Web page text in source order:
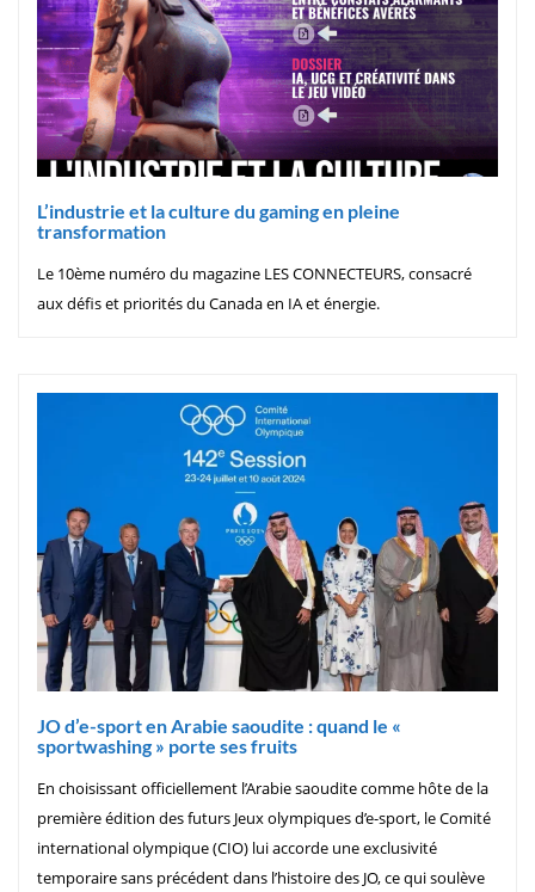
L’industrie et la culture du gaming en pleine
transformation
Le 10ème numéro du magazine LES CONNECTEURS, consacré
aux défis et priorités du Canada en IA et énergie.
JO d’e-sport en Arabie saoudite : quand le «
sportwashing » porte ses fruits
En choisissant officiellement l’Arabie saoudite comme hôte de la
première édition des futurs Jeux olympiques d’e-sport, le Comité
international olympique (CIO) lui accorde une exclusivité
temporaire sans précédent dans l’histoire des JO, ce qui soulève